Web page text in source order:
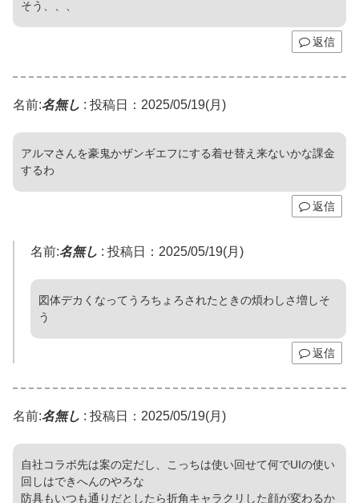
そう、、、
返信
名前:名無し : 投稿日：2025/05/19(月)
アルマさんを豪鬼かザンギエフにする着せ替え来ないかな課金
するわ
返信
名前:名無し : 投稿日：2025/05/19(月)
図体デカくなってうろちょろされたときの煩わしさ増しそ
う
返信
名前:名無し : 投稿日：2025/05/19(月)
自社コラボ先は案の定だし、こっちは使い回せて何でUIの使い
回しはできへんのやろな
防具もいつも通りだとしたら折角キャラクリした顔が変わるか